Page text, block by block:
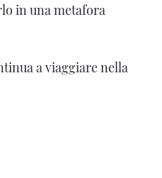
in una metafora
a viaggiare nella